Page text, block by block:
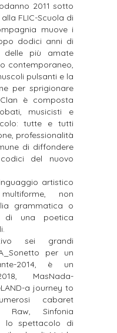
2011 sotto
FLIC-Scuola di
muove i
dodici anni di
delle più amate
contemporaneo,
pulsanti e la
per sprigionare
è composta
musicisti e
tutte e tutti
professionalità
di diffondere
del nuovo
artistico
non
grammatica o
di una poetica
sei grandi
per un
2014, è un
MasNada-
a journey to
cabaret
Raw, Sinfonia
lo spettacolo di